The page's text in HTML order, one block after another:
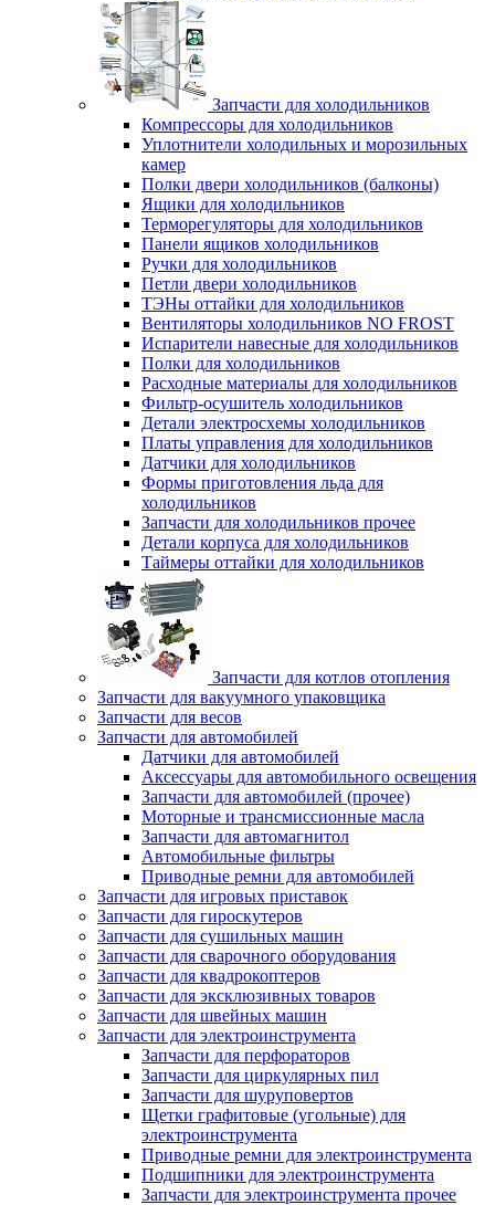
Запчасти для холодильников
Компрессоры для холодильников
Уплотнители холодильных и морозильных
камер
Полки двери холодильников (балконы)
Ящики для холодильников
Терморегуляторы для холодильников
Панели ящиков холодильников
Ручки для холодильников
Петли двери холодильников
ТЭНы оттайки для холодильников
Вентиляторы холодильников NO FROST
Испарители навесные для холодильников
Полки для холодильников
Расходные материалы для холодильников
Фильтр-осушитель холодильников
Детали электросхемы холодильников
Платы управления для холодильников
Датчики для холодильников
Формы приготовления льда для
холодильников
Запчасти для холодильников прочее
Детали корпуса для холодильников
Таймеры оттайки для холодильников
Запчасти для котлов отопления
Запчасти для вакуумного упаковщика
Запчасти для весов
Запчасти для автомобилей
Датчики для автомобилей
Аксессуары для автомобильного освещения
Запчасти для автомобилей (прочее)
Моторные и трансмиссионные масла
Запчасти для автомагнитол
Автомобильные фильтры
Приводные ремни для автомобилей
Запчасти для игровых приставок
Запчасти для гироскутеров
Запчасти для сушильных машин
Запчасти для сварочного оборудования
Запчасти для квадрокоптеров
Запчасти для эксклюзивных товаров
Запчасти для швейных машин
Запчасти для электроинструмента
Запчасти для перфораторов
Запчасти для циркулярных пил
Запчасти для шуруповертов
Щетки графитовые (угольные) для
электроинструмента
Приводные ремни для электроинструмента
Подшипники для электроинструмента
Запчасти для электроинструмента прочее